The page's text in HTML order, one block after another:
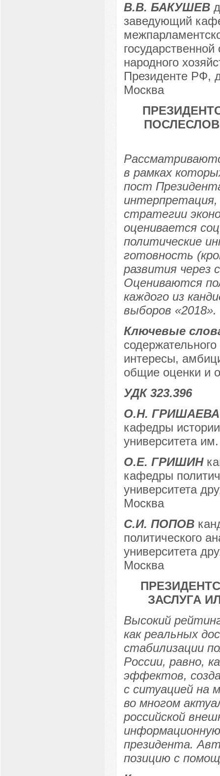
В.В. БАКУШЕВ
заведующий
народного
Президенте РФ,
Москва
в рамках
пост
интерпретация,
стратегии
оценивается
политические
готовность
развития через
Оцениваются
каждого из
выборов «2018».
Ключевые
интересы,
общие оценки и
УДК 323.396
О.Н. ГРИШАЕВА
кафедры истории
университета
О.Е. ГРИШИН
кафедры
университета
Москва
С.И. ПОПОВ
политического
университета
Москва
ЗАСЛУГА
Высокий
как реальных
стабилизации
России, равно,
эффектов,
с ситуацией на
во многом
российской
президента.
позицию с